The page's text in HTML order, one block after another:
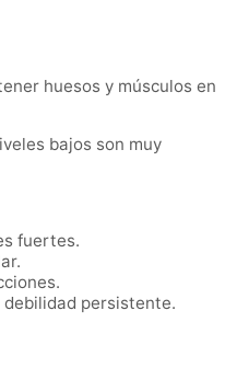
huesos y músculos en
bajos son muy
fuertes.
persistente.